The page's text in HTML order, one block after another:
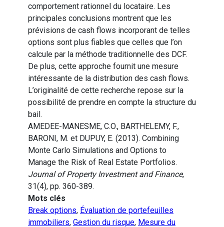
comportement rationnel du locataire. Les
principales conclusions montrent que les
prévisions de cash flows incorporant de telles
options sont plus fiables que celles que l’on
calcule par la méthode traditionnelle des DCF.
De plus, cette approche fournit une mesure
intéressante de la distribution des cash flows.
L’originalité de cette recherche repose sur la
possibilité de prendre en compte la structure du
bail.
AMEDEE-MANESME, C.O., BARTHELEMY, F.,
BARONI, M. et DUPUY, E. (2013). Combining
Monte Carlo Simulations and Options to
Manage the Risk of Real Estate Portfolios.
Journal of Property Investment and Finance,
31(4), pp. 360-389.
Mots clés
Break options, Évaluation de portefeuilles
immobiliers, Gestion du risque, Mesure du